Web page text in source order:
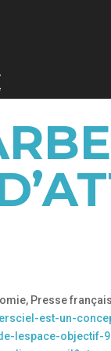
, Presse
est-un-
lespace-objectif-